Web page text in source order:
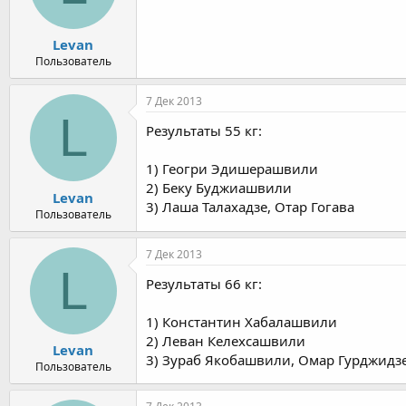
Levan
Пользователь
L
Levan
Пользователь
7 Дек 2013
Результаты 55 кг:
1) Геогри Эдишерашвили
2) Беку Буджиашвили
3) Лаша Талахадзе, Отар Гогава
L
Levan
Пользователь
7 Дек 2013
Результаты 66 кг:
1) Константин Хабалашвили
2) Леван Келехсашвили
3) Зураб Якобашвили, Омар